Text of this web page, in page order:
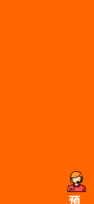
預